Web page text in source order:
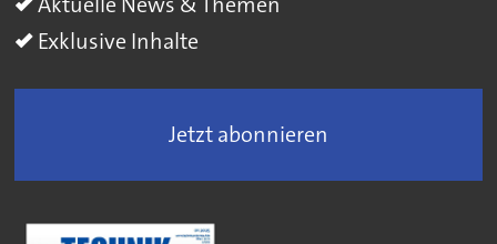
Exklusive Inhalte
Jetzt abonnieren